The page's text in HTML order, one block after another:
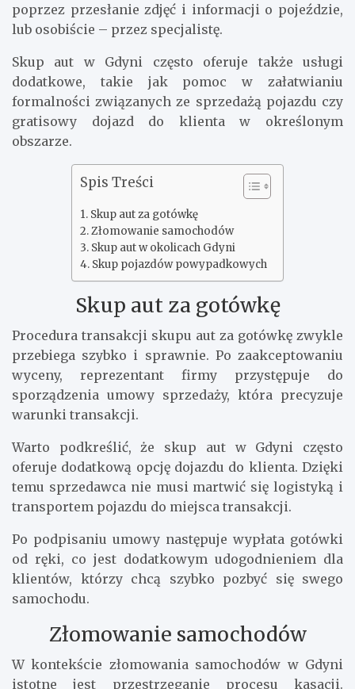
poprzez przesłanie zdjęć i informacji o pojeździe,
lub osobiście – przez specjalistę.
Skup aut w Gdyni często oferuje także usługi
dodatkowe, takie jak pomoc w załatwianiu
formalności związanych ze sprzedażą pojazdu czy
gratisowy dojazd do klienta w określonym
obszarze.
Spis Treści
Skup aut za gotówkę
Złomowanie samochodów
Skup aut w okolicach Gdyni
Skup pojazdów powypadkowych
Skup aut za gotówkę
Procedura transakcji skupu aut za gotówkę zwykle
przebiega szybko i sprawnie. Po zaakceptowaniu
wyceny, reprezentant firmy przystępuje do
sporządzenia umowy sprzedaży, która precyzuje
warunki transakcji.
Warto podkreślić, że skup aut w Gdyni często
oferuje dodatkową opcję dojazdu do klienta. Dzięki
temu sprzedawca nie musi martwić się logistyką i
transportem pojazdu do miejsca transakcji.
Po podpisaniu umowy następuje wypłata gotówki
od ręki, co jest dodatkowym udogodnieniem dla
klientów, którzy chcą szybko pozbyć się swego
samochodu.
Złomowanie samochodów
W kontekście złomowania samochodów w Gdyni
istotne jest przestrzeganie procesu kasacji.